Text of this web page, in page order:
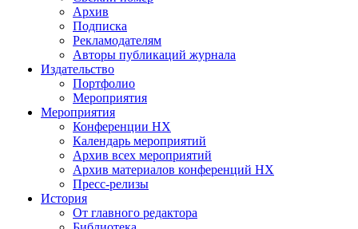
Архив
Подписка
Рекламодателям
Авторы публикаций журнала
Издательство
Портфолио
Мероприятия
Мероприятия
Конференции НХ
Календарь мероприятий
Архив всех мероприятий
Архив материалов конференций НХ
Пресс-релизы
История
От главного редактора